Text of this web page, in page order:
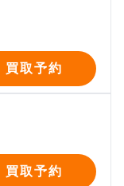
買取予約
買取予約